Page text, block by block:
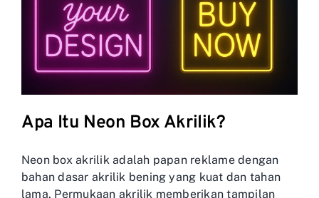
Apa Itu Neon Box Akrilik?
Neon box akrilik adalah papan reklame dengan
bahan dasar akrilik bening yang kuat dan tahan
lama. Permukaan akrilik memberikan tampilan